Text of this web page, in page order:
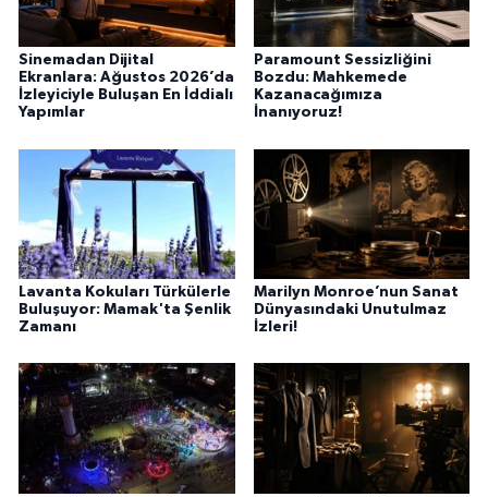
Sinemadan Dijital
Ekranlara: Ağustos 2026’da
İzleyiciyle Buluşan En İddialı
Yapımlar
Paramount Sessizliğini
Bozdu: Mahkemede
Kazanacağımıza
İnanıyoruz!
Lavanta Kokuları Türkülerle
Buluşuyor: Mamak'ta Şenlik
Zamanı
Marilyn Monroe’nun Sanat
Dünyasındaki Unutulmaz
İzleri!